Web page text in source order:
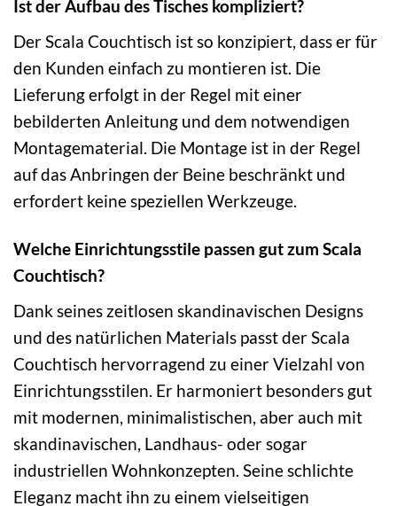
Ist der Aufbau des Tisches kompliziert?
Der Scala Couchtisch ist so konzipiert, dass er für
den Kunden einfach zu montieren ist. Die
Lieferung erfolgt in der Regel mit einer
bebilderten Anleitung und dem notwendigen
Montagematerial. Die Montage ist in der Regel
auf das Anbringen der Beine beschränkt und
erfordert keine speziellen Werkzeuge.
Welche Einrichtungsstile passen gut zum Scala
Couchtisch?
Dank seines zeitlosen skandinavischen Designs
und des natürlichen Materials passt der Scala
Couchtisch hervorragend zu einer Vielzahl von
Einrichtungsstilen. Er harmoniert besonders gut
mit modernen, minimalistischen, aber auch mit
skandinavischen, Landhaus- oder sogar
industriellen Wohnkonzepten. Seine schlichte
Eleganz macht ihn zu einem vielseitigen